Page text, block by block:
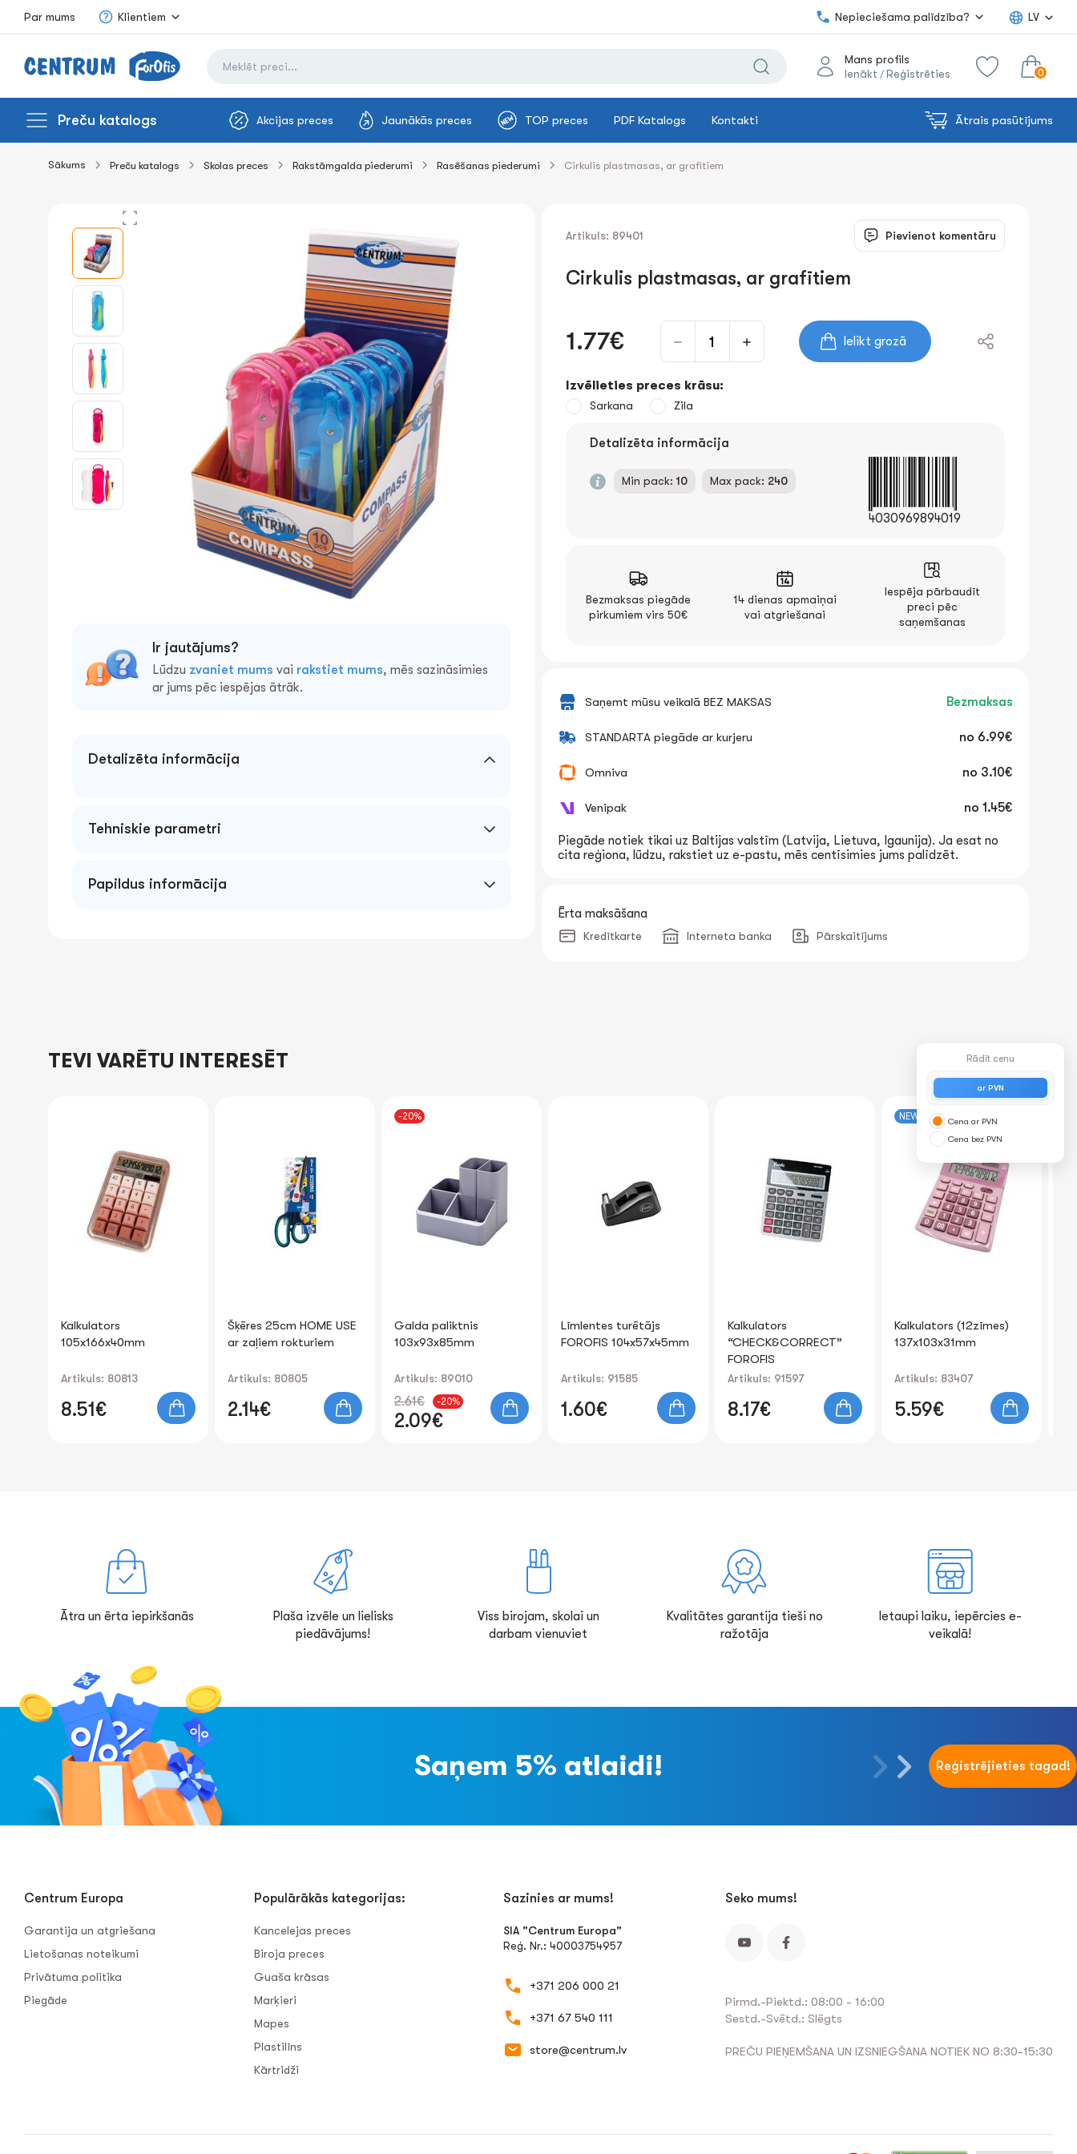
Par mums Klientiem Nepieciešama palīdzība? LV
Mans profils
Ienākt / Reģistrēties 0
Preču katalogs Akcijas preces Jaunākās preces TOP preces PDF Katalogs Kontakti Ātrais pasūtījums
Sākums Preču katalogs Skolas preces Rakstāmgalda piederumi Rasēšanas piederumi Cirkulis plastmasas, ar grafītiem
Ir jautājums?
Lūdzu zvaniet mums vai rakstiet mums, mēs sazināsimies
ar jums pēc iespējas ātrāk.
Detalizēta informācija
Tehniskie parametri
Papildus informācija
Artikuls: 89401 Pievienot komentāru
Cirkulis plastmasas, ar grafītiem
1.77€ Ielikt grozā
Izvēlieties preces krāsu:
Sarkana Zila
Detalizēta informācija
Min pack: 10 Max pack: 240
4030969894019
Bezmaksas piegāde
pirkumiem virs 50€
14 dienas apmaiņai
vai atgriešanai
Iespēja pārbaudīt
preci pēc
saņemšanas
Saņemt mūsu veikalā BEZ MAKSAS Bezmaksas
STANDARTA piegāde ar kurjeru no 6.99€
Omniva no 3.10€
Venipak no 1.45€
Piegāde notiek tikai uz Baltijas valstīm (Latvija, Lietuva, Igaunija). Ja esat no
cita reģiona, lūdzu, rakstiet uz e-pastu, mēs centīsimies jums palīdzēt.
Ērta maksāšana
Kredītkarte Interneta banka Pārskaitījums
TEVI VARĒTU INTERESĒT
Šķēres 25cm HOME USE
ar zaļiem rokturiem
Artikuls: 80805
2.14€
Galda paliktnis
103x93x85mm
Artikuls: 89010
2.61€ -20%
2.09€
Līmlentes turētājs
FOROFIS 104x57x45mm
Artikuls: 91585
1.60€
Kalkulators
“CHECK&CORRECT”
195x155x22mm
Artikuls: 91597
8.17€
Kalkulators (12zīmes)
137x103x31mm
Artikuls: 83407
5.59€
Galda paliktnis
pildspalvām FOROFIS
sudrabs)
Artikuls: 91301
1.51€
Rādīt cenu
ar PVN
Cena ar PVN
Cena bez PVN
Ātra un ērta iepirkšanās
Plaša izvēle un lielisks
piedāvājums!
Viss birojam, skolai un
darbam vienuviet
Kvalitātes garantija tieši no
ražotāja
Ietaupi laiku, iepērcies e-
veikalā!
Saņem 5% atlaidi! Reģistrējieties tagad!
Centrum Europa
Garantija un atgriešana
Lietošanas noteikumi
Privātuma politika
Piegāde
Populārākās kategorijas:
Kancelejas preces
Biroja preces
Guaša krāsas
Marķieri
Mapes
Plastilīns
Kārtridži
Sazinies ar mums!
SIA "Centrum Europa"
Reģ. Nr.: 40003754957
+371 206 000 21
+371 67 540 111
store@centrum.lv
Seko mums!
Pirmd.-Piektd.: 08:00 - 16:00
Sestd.-Svētd.: Slēgts
PREČU PIEŅEMŠANA UN IZSNIEGŠANA NOTIEK NO 8:30-15:30